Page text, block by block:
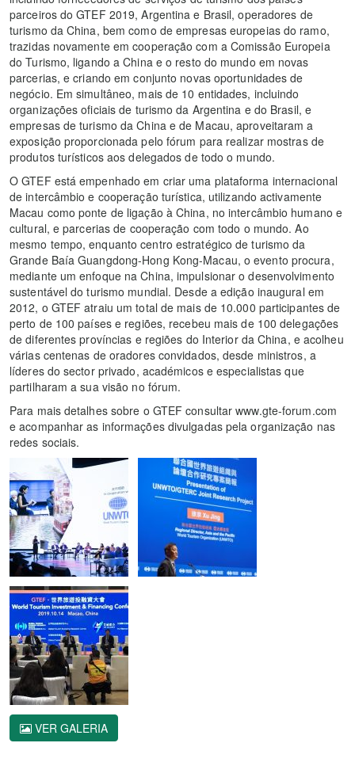
parceiros do GTEF 2019, Argentina e Brasil, operadores de
turismo da China, bem como de empresas europeias do ramo,
trazidas novamente em cooperação com a Comissão Europeia
do Turismo, ligando a China e o resto do mundo em novas
parcerias, e criando em conjunto novas oportunidades de
negócio. Em simultâneo, mais de 10 entidades, incluindo
organizações oficiais de turismo da Argentina e do Brasil, e
empresas de turismo da China e de Macau, aproveitaram a
exposição proporcionada pelo fórum para realizar mostras de
produtos turísticos aos delegados de todo o mundo.
O GTEF está empenhado em criar uma plataforma internacional
de intercâmbio e cooperação turística, utilizando activamente
Macau como ponte de ligação à China, no intercâmbio humano e
cultural, e parcerias de cooperação com todo o mundo. Ao
mesmo tempo, enquanto centro estratégico de turismo da
Grande Baía Guangdong-Hong Kong-Macau, o evento procura,
mediante um enfoque na China, impulsionar o desenvolvimento
sustentável do turismo mundial. Desde a edição inaugural em
2012, o GTEF atraiu um total de mais de 10.000 participantes de
perto de 100 países e regiões, recebeu mais de 100 delegações
de diferentes províncias e regiões do Interior da China, e acolheu
várias centenas de oradores convidados, desde ministros, a
líderes do sector privado, académicos e especialistas que
partilharam a sua visão no fórum.
Para mais detalhes sobre o GTEF consultar www.gte-forum.com
e acompanhar as informações divulgadas pela organização nas
redes sociais.
VER GALERIA